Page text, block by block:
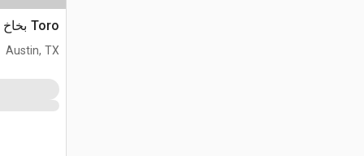
Toro بخاخ العقارات
Austin, TX